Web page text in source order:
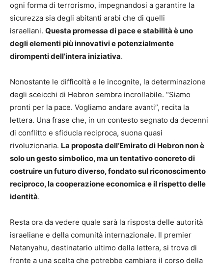
ogni forma di terrorismo, impegnandosi a garantire la
sicurezza sia degli abitanti arabi che di quelli
israeliani. Questa promessa di pace e stabilità è uno
degli elementi più innovativi e potenzialmente
dirompenti dell’intera iniziativa.
Nonostante le difficoltà e le incognite, la determinazione
degli sceicchi di Hebron sembra incrollabile. “Siamo
pronti per la pace. Vogliamo andare avanti”, recita la
lettera. Una frase che, in un contesto segnato da decenni
di conflitto e sfiducia reciproca, suona quasi
rivoluzionaria. La proposta dell’Emirato di Hebron non è
solo un gesto simbolico, ma un tentativo concreto di
costruire un futuro diverso, fondato sul riconoscimento
reciproco, la cooperazione economica e il rispetto delle
identità.
Resta ora da vedere quale sarà la risposta delle autorità
israeliane e della comunità internazionale. Il premier
Netanyahu, destinatario ultimo della lettera, si trova di
fronte a una scelta che potrebbe cambiare il corso della